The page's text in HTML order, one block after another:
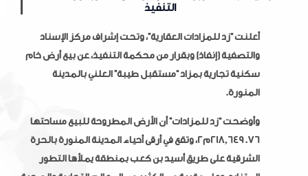
التنفيذ
أعلنت “زد للمزادات العقارية”، وتحت إشراف مركز الإسناد
والتصفية (إنفاذ) وبقرار من محكمة التنفيذ، عن بيع أرض خام
سكنية تجارية بمزاد “مستقبل طيبة” العلني بالمدينة
المنورة.
وأوضحت “زد للمزادات” أن الأرض المطروحة للبيع مساحتها
218,649.76م2، وتقع في أرقى أحياء المدينة المنورة بالحرة
الشرقية على طريق أسيد بن كعب بمنطقة يملأها التطور